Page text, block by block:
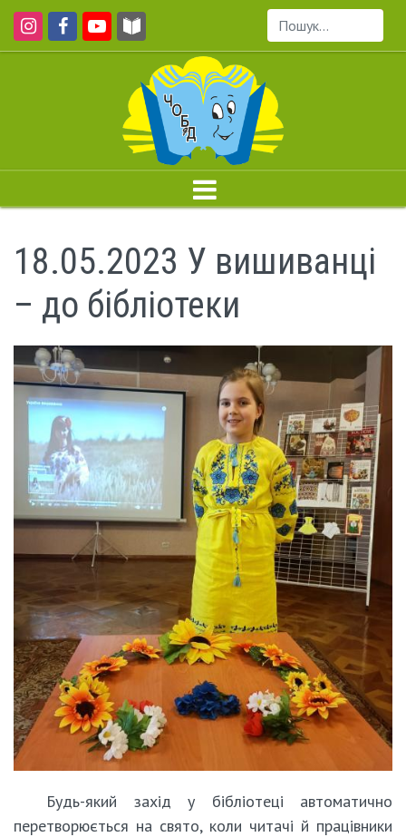
Пошук...
18.05.2023 У вишиванці
– до бібліотеки
Будь-який захід у бібліотеці автоматично
перетворюється на свято, коли читачі й працівники